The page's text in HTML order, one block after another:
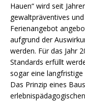
Hauen“ wird seit
gewaltpräventives
Ferienangebot
aufgrund der
werden. Für das Jahr
Standards erfüllt
sogar eine
Das Prinzip eines